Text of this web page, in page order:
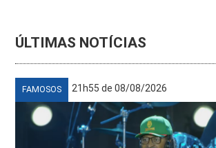
ÚLTIMAS NOTÍCIAS
FAMOSOS 21h55 de 08/08/2026